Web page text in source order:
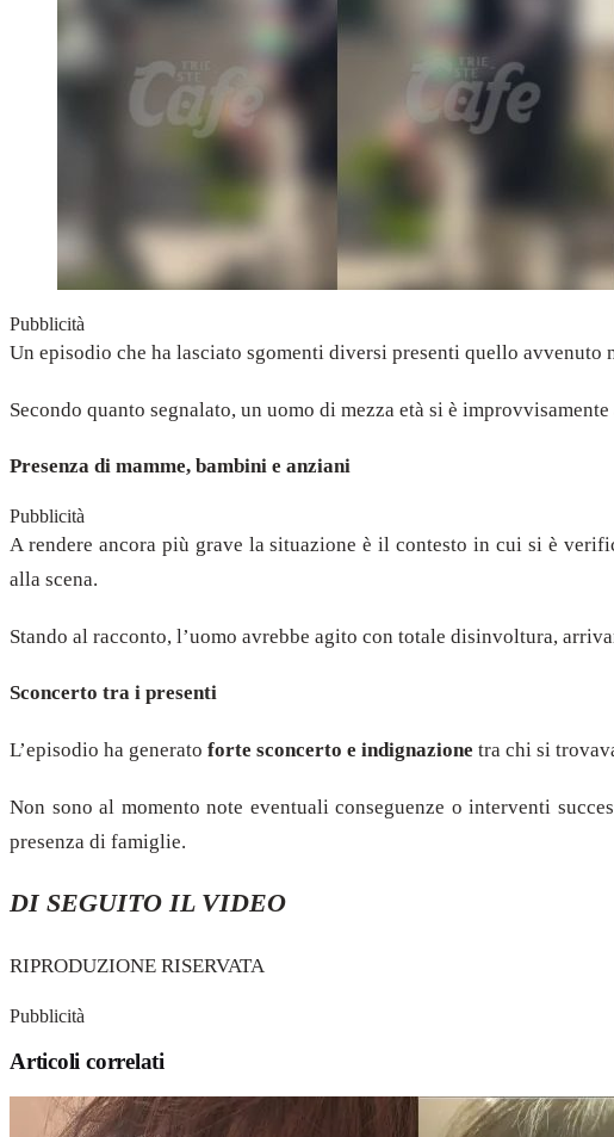
Pubblicità
Un episodio che ha lasciato sgomenti diversi presenti quello
Secondo quanto segnalato, un uomo di mezza età si è
Presenza di mamme, bambini e anziani
Pubblicità
A rendere ancora più grave la situazione è il contesto in cui si è
alla scena.
Stando al racconto, l’uomo avrebbe agito con totale disinvoltura,
Sconcerto tra i presenti
L’episodio ha generato forte sconcerto e indignazione tra chi si
Non sono al momento note eventuali conseguenze o interventi
presenza di famiglie.
DI SEGUITO IL VIDEO
RIPRODUZIONE RISERVATA
Pubblicità
Articoli correlati